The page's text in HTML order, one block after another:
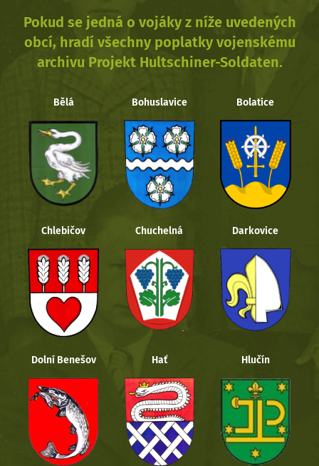
Pokud se jedná o vojáky z níže uvedených
obcí, hradí všechny poplatky vojenskému
archivu Projekt Hultschiner-Soldaten.
Bělá Bohuslavice Bolatice
Chlebičov Chuchelná Darkovice
Dolní Benešov Hať Hlučín